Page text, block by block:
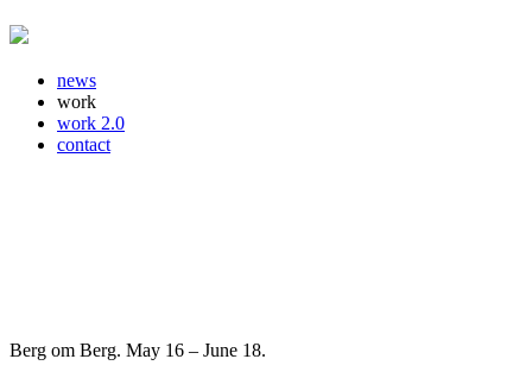
news
work
work 2.0
contact
Berg om Berg. May 16 – June 18.